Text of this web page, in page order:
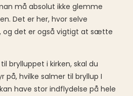
må absolut ikke glemme
Det er her, hvor selve
og det er også vigtigt at sætte
brylluppet i kirken, skal du
på, hvilke salmer til bryllup I
have stor indflydelse på hele